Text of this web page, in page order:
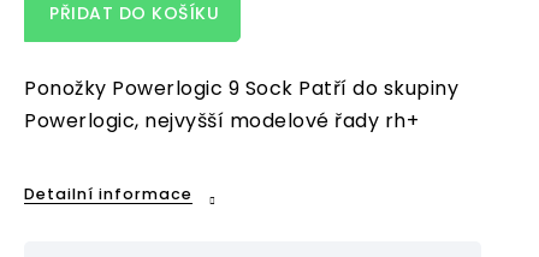
PŘIDAT DO KOŠÍKU
Ponožky Powerlogic 9 Sock Patří do skupiny
Powerlogic, nejvyšší modelové řady rh+
Detailní informace